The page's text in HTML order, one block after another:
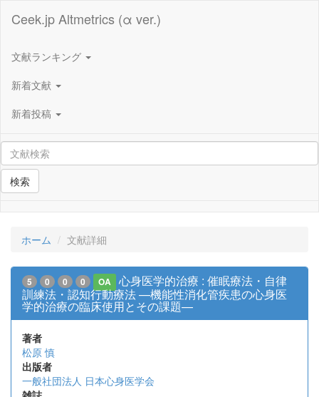
Ceek.jp Altmetrics (α ver.)
文献ランキング
新着文献
新着投稿
検索
ホーム 文献詳細
5 0 0 0 OA
心身医学的治療 : 催眠療法・自律
訓練法・認知行動療法 —機能性消化管疾患の心身医
学的治療の臨床使用とその課題—
著者
松原 慎
出版者
一般社団法人 日本心身医学会